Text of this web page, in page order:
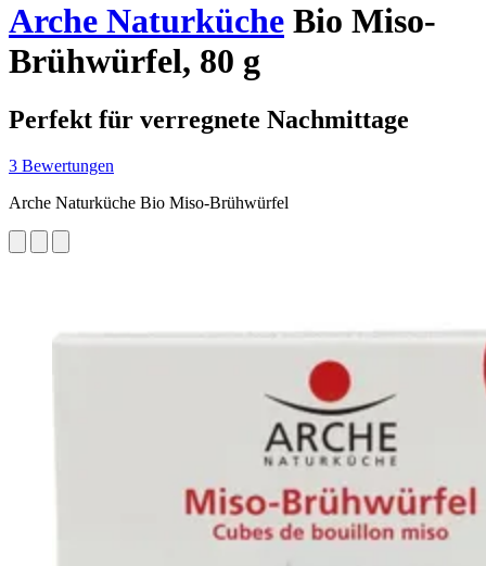
Arche Naturküche Bio Miso-
Brühwürfel, 80 g
Perfekt für verregnete Nachmittage
3 Bewertungen
Arche Naturküche Bio Miso-Brühwürfel